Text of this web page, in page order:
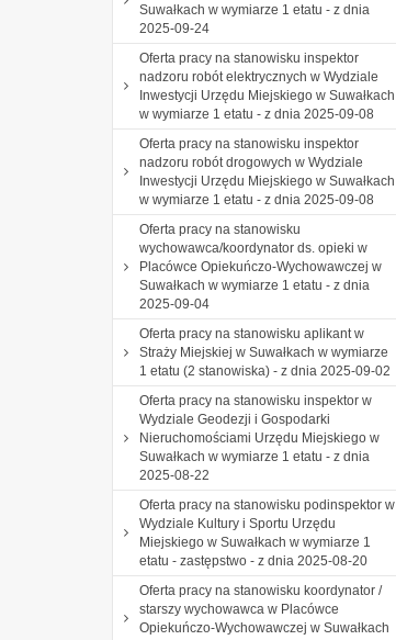
Suwałkach w wymiarze 1 etatu - z dnia
2025-09-24
Oferta pracy na stanowisku inspektor
nadzoru robót elektrycznych w Wydziale
Inwestycji Urzędu Miejskiego w Suwałkach
w wymiarze 1 etatu - z dnia 2025-09-08
Oferta pracy na stanowisku inspektor
nadzoru robót drogowych w Wydziale
Inwestycji Urzędu Miejskiego w Suwałkach
w wymiarze 1 etatu - z dnia 2025-09-08
Oferta pracy na stanowisku
wychowawca/koordynator ds. opieki w
Placówce Opiekuńczo-Wychowawczej w
Suwałkach w wymiarze 1 etatu - z dnia
2025-09-04
Oferta pracy na stanowisku aplikant w
Straży Miejskiej w Suwałkach w wymiarze
1 etatu (2 stanowiska) - z dnia 2025-09-02
Oferta pracy na stanowisku inspektor w
Wydziale Geodezji i Gospodarki
Nieruchomościami Urzędu Miejskiego w
Suwałkach w wymiarze 1 etatu - z dnia
2025-08-22
Oferta pracy na stanowisku podinspektor w
Wydziale Kultury i Sportu Urzędu
Miejskiego w Suwałkach w wymiarze 1
etatu - zastępstwo - z dnia 2025-08-20
Oferta pracy na stanowisku koordynator /
starszy wychowawca w Placówce
Opiekuńczo-Wychowawczej w Suwałkach